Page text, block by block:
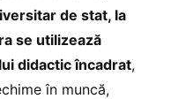
de stat, la
se utilizează
didactic încadrat,
în muncă,